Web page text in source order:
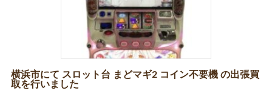
横浜市にて スロット台 まどマギ2 コイン不要機 の出張買
取を行いました